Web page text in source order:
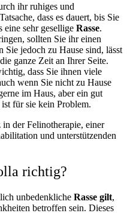
ihr ruhiges und
dass es dauert, bis Sie
sehr gesellige Rasse.
sollten Sie ihr einen
Sie jedoch zu Hause sind, lässt
ganze Zeit an Ihrer Seite.
dass Sie ihnen viele
wenn Sie nicht zu Hause
im Haus, aber ein gut
für sie kein Problem.
der Felinotherapie, einer
und unterstützenden
richtig?
unbedenkliche Rasse gilt,
betroffen sein. Dieses